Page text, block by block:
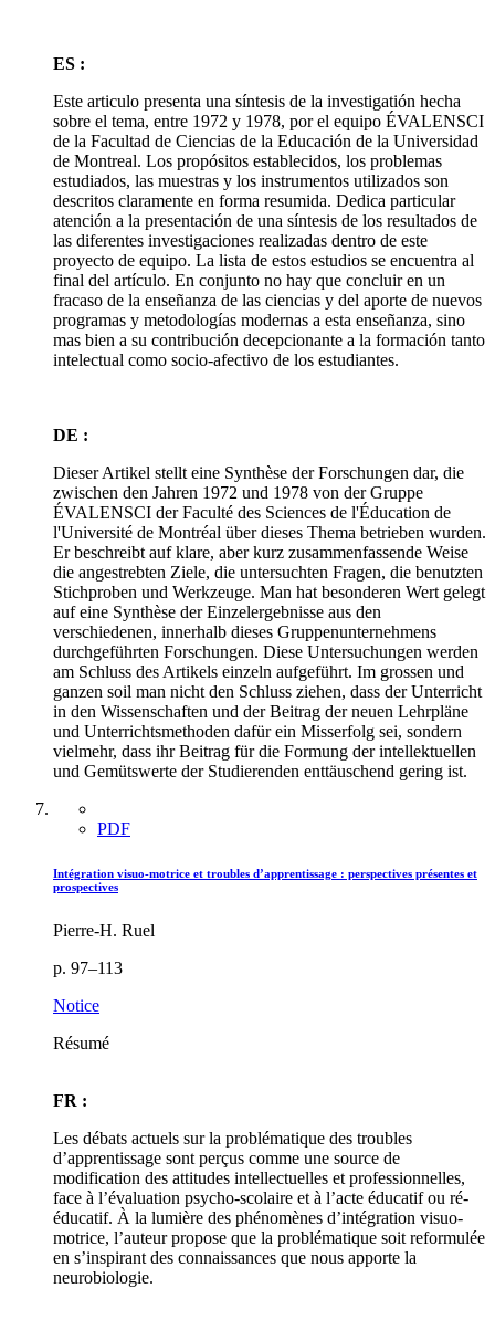
ES :
Este articulo presenta una síntesis de la investigatión hecha
sobre el tema, entre 1972 y 1978, por el equipo ÉVALENSCI
de la Facultad de Ciencias de la Educación de la Universidad
de Montreal. Los propósitos establecidos, los problemas
estudiados, las muestras y los instrumentos utilizados son
descritos claramente en forma resumida. Dedica particular
atención a la presentación de una síntesis de los resultados de
las diferentes investigaciones realizadas dentro de este
proyecto de equipo. La lista de estos estudios se encuentra al
final del artículo. En conjunto no hay que concluir en un
fracaso de la enseñanza de las ciencias y del aporte de nuevos
programas y metodologías modernas a esta enseñanza, sino
mas bien a su contribución decepcionante a la formación tanto
intelectual como socio-afectivo de los estudiantes.
DE :
Dieser Artikel stellt eine Synthèse der Forschungen dar, die
zwischen den Jahren 1972 und 1978 von der Gruppe
ÉVALENSCI der Faculté des Sciences de l'Éducation de
l'Université de Montréal über dieses Thema betrieben wurden.
Er beschreibt auf klare, aber kurz zusammenfassende Weise
die angestrebten Ziele, die untersuchten Fragen, die benutzten
Stichproben und Werkzeuge. Man hat besonderen Wert gelegt
auf eine Synthèse der Einzelergebnisse aus den
verschiedenen, innerhalb dieses Gruppenunternehmens
durchgeführten Forschungen. Diese Untersuchungen werden
am Schluss des Artikels einzeln aufgeführt. Im grossen und
ganzen soil man nicht den Schluss ziehen, dass der Unterricht
in den Wissenschaften und der Beitrag der neuen Lehrpläne
und Unterrichtsmethoden dafür ein Misserfolg sei, sondern
vielmehr, dass ihr Beitrag für die Formung der intellektuellen
und Gemütswerte der Studierenden enttäuschend gering ist.
PDF
Intégration visuo-motrice et troubles d’apprentissage : perspectives présentes et
prospectives
Pierre-H. Ruel
p. 97–113
Notice
Résumé
FR :
Les débats actuels sur la problématique des troubles
d’apprentissage sont perçus comme une source de
modification des attitudes intellectuelles et professionnelles,
face à l’évaluation psycho-scolaire et à l’acte éducatif ou ré-
éducatif. À la lumière des phénomènes d’intégration visuo-
motrice, l’auteur propose que la problématique soit reformulée
en s’inspirant des connaissances que nous apporte la
neurobiologie.